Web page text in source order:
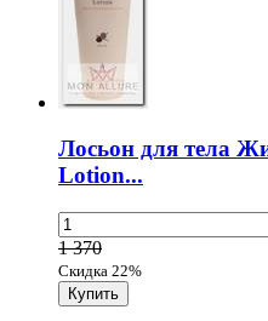
Лосьон для тела
Lotion...
1 370
Скидка 22%